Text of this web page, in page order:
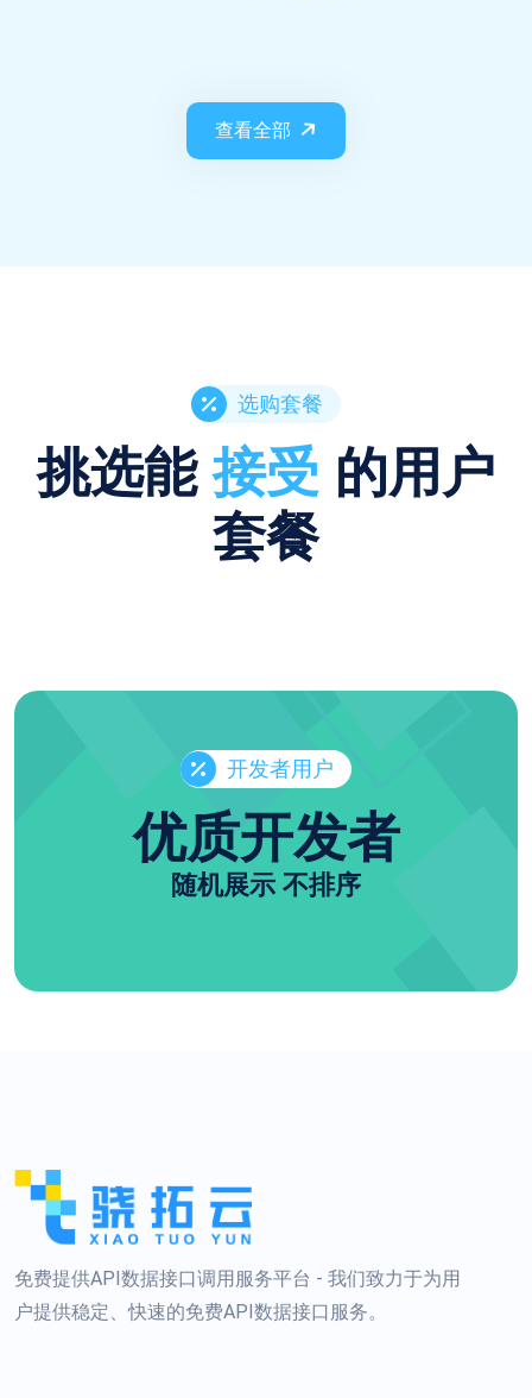
查看全部
选购套餐
挑选能接受 的用户
套餐
开发者用户
优质开发者
随机展示 不排序
免费提供API数据接口调用服务平台 - 我们致力于为用
户提供稳定、快速的免费API数据接口服务。